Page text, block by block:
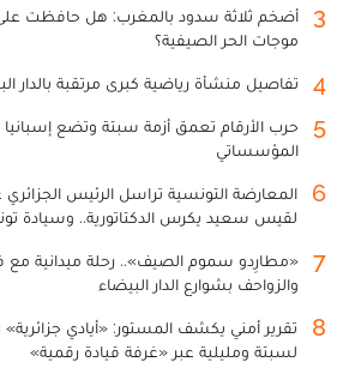
3
أضخم ثلاثة سدود بالمغرب: هل حافظت
موجات الحر الصيفية؟
4 تفاصيل منشأة رياضية كبرى مرتقبة بالدار
5
حرب الأرقام تعمق أزمة سبتة وتضع
المؤسساتي
6
المعارضة التونسية تراسل الرئيس
لقيس سعيد يكرس الدكتاتورية.. وسيادة
7
«مطارِدو سموم الصيف».. رحلة ميدانية مع
والزواحف بشوارع الدار البيضاء
8
تقرير أمني يكشف المستور: «أيادي
لسبتة ومليلية عبر «غرفة قيادة رقمية»